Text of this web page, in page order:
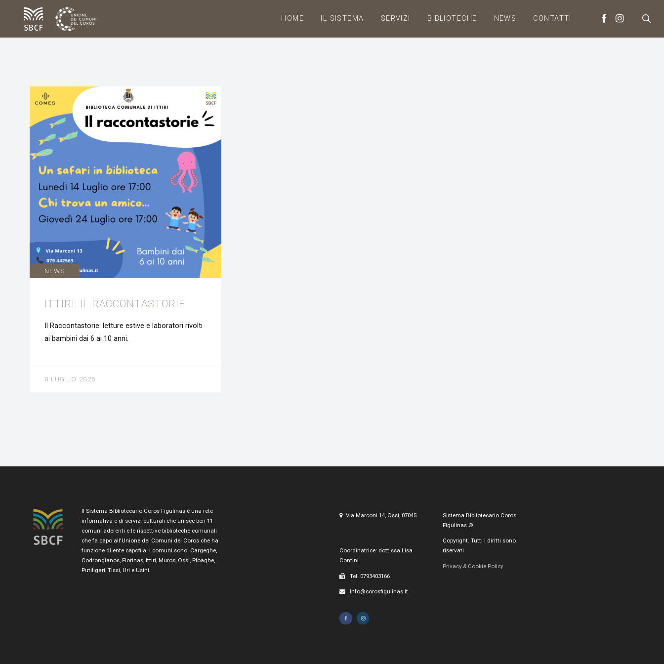
HOME IL SISTEMA SERVIZI BIBLIOTECHE NEWS CONTATTI
NEWS
ITTIRI: IL RACCONTASTORIE
Il Raccontastorie: letture estive e laboratori rivolti
ai bambini dai 6 ai 10 anni.
8 LUGLIO 2025
Il Sistema Bibliotecario Coros Figulinas è una rete
informativa e di servizi culturali che unisce ben 11
comuni aderenti e le rispettive biblioteche comunali
che fa capo all'Unione dei Comuni del Coros che ha
funzione di ente capofila. I comuni sono: Cargeghe,
Codrongianos, Florinas, Ittiri, Muros, Ossi, Ploaghe,
Putifigari, Tissi, Uri e Usini.
Via Marconi 14, Ossi, 07045
Coordinatrice: dott.ssa Lisa
Contini
Tel. 0793403166
info@corosfigulinas.it
Sistema Bibliotecario Coros
Figulinas ©
Copyright. Tutti i diritti sono
riservati
Privacy & Cookie Policy